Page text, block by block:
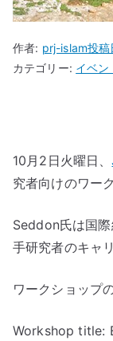
作者: prj-islam投稿
カテゴリー: イベン
10月2日火曜日、
究者向けのワー
Seddon氏は国
手研究者のキャ
ワークショップ
Workshop title: